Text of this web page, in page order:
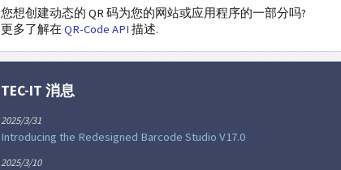
您想创建动态的 QR 码为您的网站或应用程序的一部分吗?
更多了解在 QR-Code API 描述.
TEC-IT 消息
2025/3/31
Introducing the Redesigned Barcode Studio V17.0
2025/3/10